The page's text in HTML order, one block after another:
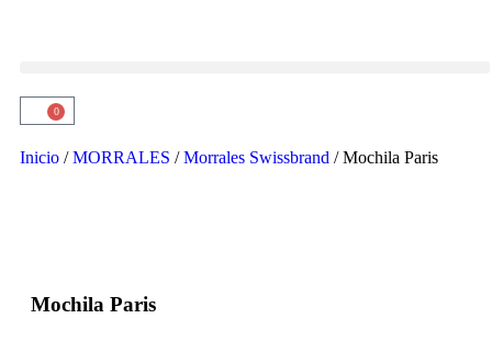
0
Inicio /MORRALES /Morrales Swissbrand / Mochila Paris
Mochila Paris